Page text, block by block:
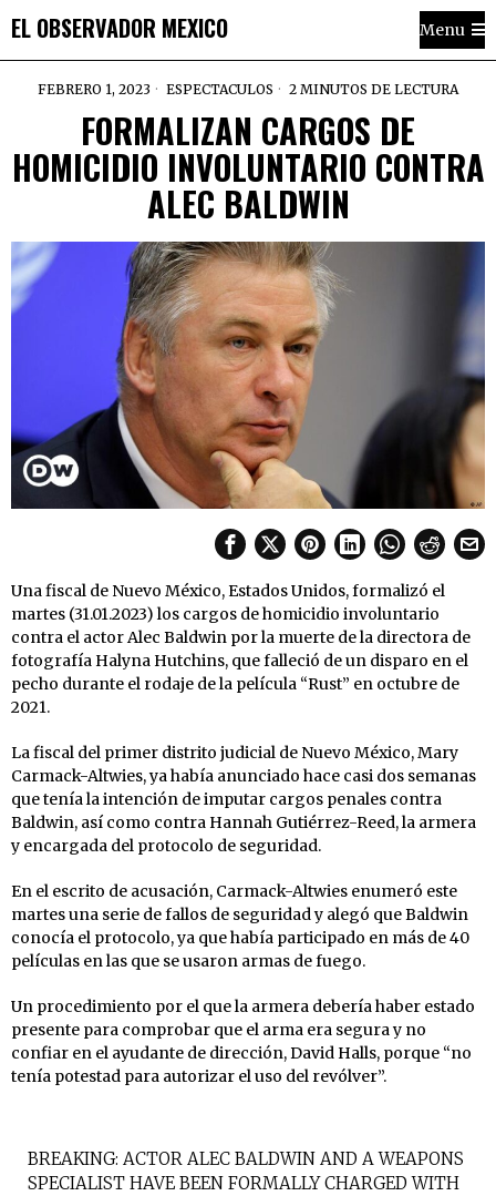
EL OBSERVADOR MEXICO Menu
FEBRERO 1, 2023 ESPECTACULOS 2 MINUTOS DE LECTURA
FORMALIZAN CARGOS DE
HOMICIDIO INVOLUNTARIO CONTRA
ALEC BALDWIN
Una fiscal de Nuevo México, Estados Unidos, formalizó el
martes (31.01.2023) los cargos de homicidio involuntario
contra el actor Alec Baldwin por la muerte de la directora de
fotografía Halyna Hutchins, que falleció de un disparo en el
pecho durante el rodaje de la película “Rust” en octubre de
2021.
La fiscal del primer distrito judicial de Nuevo México, Mary
Carmack-Altwies, ya había anunciado hace casi dos semanas
que tenía la intención de imputar cargos penales contra
Baldwin, así como contra Hannah Gutiérrez-Reed, la armera
y encargada del protocolo de seguridad.
En el escrito de acusación, Carmack-Altwies enumeró este
martes una serie de fallos de seguridad y alegó que Baldwin
conocía el protocolo, ya que había participado en más de 40
películas en las que se usaron armas de fuego.
Un procedimiento por el que la armera debería haber estado
presente para comprobar que el arma era segura y no
confiar en el ayudante de dirección, David Halls, porque “no
tenía potestad para autorizar el uso del revólver”.
BREAKING: ACTOR ALEC BALDWIN AND A WEAPONS
SPECIALIST HAVE BEEN FORMALLY CHARGED WITH